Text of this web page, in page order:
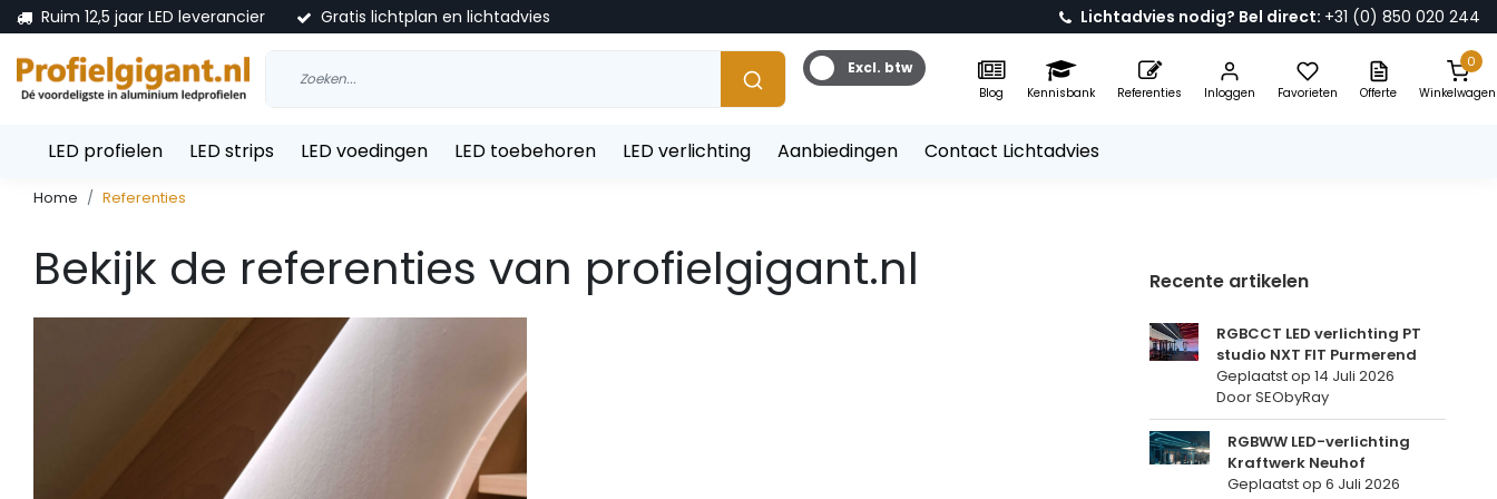
Ruim 12,5 jaar LED leverancier Gratis lichtplan en lichtadvies Lichtadvies nodig? Bel direct: +31 (0) 850 020 244
Excl. btw
Blog Kennisbank Referenties Inloggen Favorieten Offerte
0
Winkelwagen
LED profielen LED strips LED voedingen LED toebehoren LED verlichting Aanbiedingen Contact Lichtadvies
Home Referenties
Bekijk de referenties van profielgigant.nl Recente artikelen
RGBCCT LED verlichting PT
studio NXT FIT Purmerend
Geplaatst op14 Juli 2026
Door SEObyRay
RGBWW LED-verlichting
Kraftwerk Neuhof
Geplaatst op 6 Juli 2026